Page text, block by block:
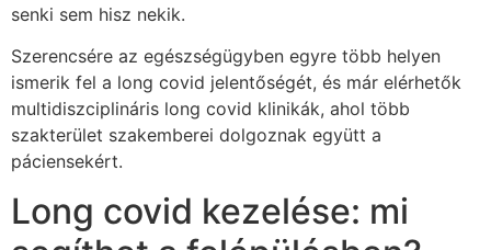
senki sem hisz nekik.
Szerencsére az egészségügyben egyre több helyen
ismerik fel a long covid jelentőségét, és már elérhetők
multidiszciplináris long covid klinikák, ahol több
szakterület szakemberei dolgoznak együtt a
páciensekért.
Long covid kezelése: mi